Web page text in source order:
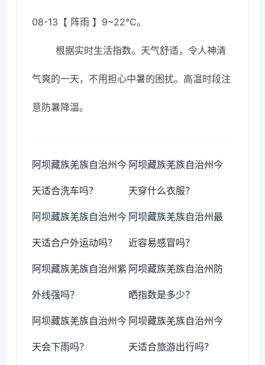
08-13【 阵雨 】9~22℃。
根据实时生活指数。天气舒适，令人神清
气爽的一天，不用担心中暑的困扰。高温时段注
意防暑降温。
阿坝藏族羌族自治州今
天适合洗车吗？
阿坝藏族羌族自治州今
天穿什么衣服？
阿坝藏族羌族自治州今
天适合户外运动吗？
阿坝藏族羌族自治州最
近容易感冒吗？
阿坝藏族羌族自治州紫
外线强吗？
阿坝藏族羌族自治州防
晒指数是多少？
阿坝藏族羌族自治州今
天会下雨吗？
阿坝藏族羌族自治州今
天适合旅游出行吗？